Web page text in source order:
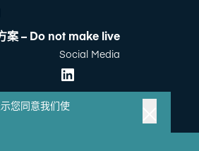
您同意我们使
案 – Do not make live
Social Media